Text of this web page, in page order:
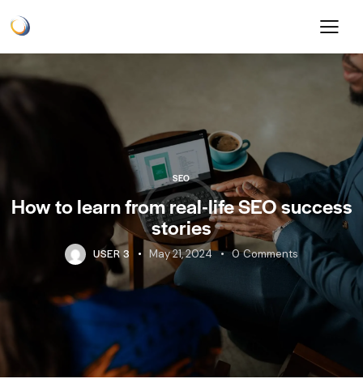
SEO
How to learn from real-life SEO success
stories
USER 3 May 21, 2024 0 Comments